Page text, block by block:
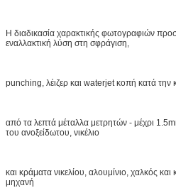
Η διαδικασία χαρακτικής φωτογραφιών
εναλλακτική λύση στη σφράγιση,
punching, λέιζερ και waterjet κοπή κατά την
από τα λεπτά μέταλλα μετρητών - μέχρι
του ανοξείδωτου, νικέλιο
και κράματα νικελίου, αλουμίνιο, χαλκός
μηχανή